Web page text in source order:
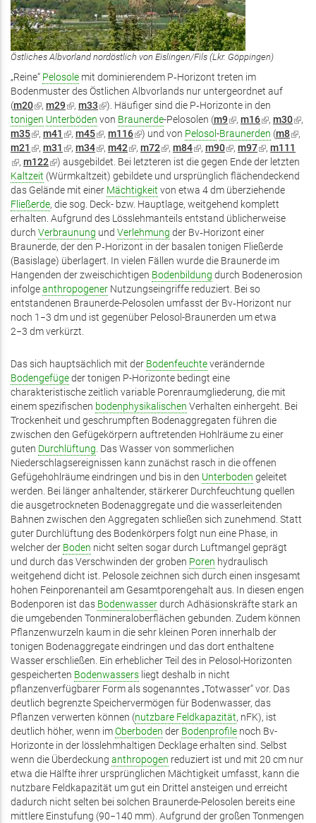
Östliches Albvorland nordöstlich von Eislingen/Fils (Lkr. Göppingen)
„Reine“ Pelosole mit dominierendem P‑Horizont treten im
Bodenmuster des Östlichen Albvorlands nur untergeordnet auf
(m20(Link
ist
extern)
, m29(Link
ist
extern)
, m33(Link
ist
extern)
). Häufiger sind die P‑Horizonte in den
tonigen Unterböden von Braunerde-Pelosolen (m9(Link
ist
extern)
, m16(Link
ist
extern)
, m30(Link
ist
,
m35(Link
ist
extern)
, m41 (Link
ist
extern)
, m45(Link
ist
extern)
, m116(Link
ist
extern)
) und von Pelosol-Braunerden (m8(Link
ist
,
m21 (Link
ist
extern)
, m31 (Link
ist
extern)
, m34(Link
ist
extern)
, m42(Link
ist
extern)
, m72(Link
ist
extern)
, m84(Link
ist
extern)
, m90(Link
ist
extern)
, m97(Link
ist
extern)
, m111
(Link
ist
extern)
, m122(Link
ist
extern)
) ausgebildet. Bei letzteren ist die gegen Ende der letzten
Kaltzeit (Würmkaltzeit) gebildete und ursprünglich flächendeckend
das Gelände mit einer Mächtigkeit von etwa 4 dm überziehende
Fließerde, die sog. Deck- bzw. Hauptlage, weitgehend komplett
erhalten. Aufgrund des Lösslehmanteils entstand üblicherweise
durch Verbraunung und Verlehmung der Bv‑Horizont einer
Braunerde, der den P‑Horizont in der basalen tonigen Fließerde
(Basislage) überlagert. In vielen Fällen wurde die Braunerde im
Hangenden der zweischichtigen Bodenbildung durch Bodenerosion
infolgeanthropogener Nutzungseingriffe reduziert. Bei so
entstandenen Braunerde-Pelosolen umfasst der Bv‑Horizont nur
noch 1−3 dm und ist gegenüber Pelosol-Braunerden um etwa
2−3 dm verkürzt.
Das sich hauptsächlich mit der Bodenfeuchteverändernde
Bodengefügeder tonigen P-Horizonte bedingt eine
charakteristische zeitlich variable Porenraumgliederung, die mit
einem spezifischen bodenphysikalischen Verhalten einhergeht. Bei
Trockenheit und geschrumpften Bodenaggregaten führen die
zwischen den Gefügekörpern auftretenden Hohlräume zu einer
guten Durchlüftung. Das Wasser von sommerlichen
Niederschlagsereignissen kann zunächst rasch in die offenen
Gefügehohlräume eindringen und bis in den Unterboden geleitet
werden. Bei länger anhaltender, stärkerer Durchfeuchtung quellen
die ausgetrockneten Bodenaggregate und die wasserleitenden
Bahnen zwischen den Aggregaten schließen sich zunehmend. Statt
guter Durchlüftung des Bodenkörpers folgt nun eine Phase, in
welcher der Boden nicht selten sogar durch Luftmangel geprägt
und durch das Verschwinden der groben Poren hydraulisch
weitgehend dicht ist. Pelosole zeichnen sich durch einen insgesamt
hohen Feinporenanteil am Gesamtporengehalt aus. In diesen engen
Bodenporen ist das Bodenwasserdurch Adhäsionskräfte stark an
die umgebenden Tonmineraloberflächen gebunden. Zudem können
Pflanzenwurzeln kaum in die sehr kleinen Poren innerhalb der
tonigen Bodenaggregate eindringen und das dort enthaltene
Wasser erschließen. Ein erheblicher Teil des in Pelosol-Horizonten
gespeicherten Bodenwassers liegt deshalb in nicht
pflanzenverfügbarer Form als sogenanntes „Totwasser“ vor. Das
deutlich begrenzte Speichervermögen für Bodenwasser, das
Pflanzen verwerten können (nutzbare Feldkapazität, nFK), ist
deutlich höher, wenn imOberboden der Bodenprofile noch Bv-
Horizonte in der lösslehmhaltigen Decklage erhalten sind. Selbst
wenn die Überdeckung anthropogen reduziert ist und mit 20 cm nur
etwa die Hälfte ihrer ursprünglichen Mächtigkeit umfasst, kann die
nutzbare Feldkapazität um gut ein Drittel ansteigen und erreicht
dadurch nicht selten bei solchen Braunerde-Pelosolen bereits eine
mittlere Einstufung (90−140 mm). Aufgrund der großen Tonmengen